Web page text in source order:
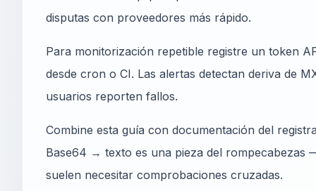
disputas con proveedores más rápido.
Para monitorización repetible registre un token
desde cron o CI. Las alertas detectan deriva de
usuarios reporten fallos.
Combine esta guía con documentación del
Base64 → texto es una pieza del
suelen necesitar comprobaciones cruzadas.